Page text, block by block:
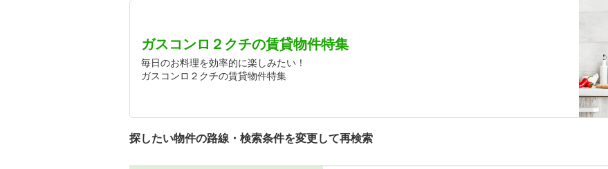
ガスコンロ２クチの賃貸物件特集
毎日のお料理を効率的に楽しみたい！
ガスコンロ２クチの賃貸物件特集
探したい物件の路線・検索条件を変更して再検索